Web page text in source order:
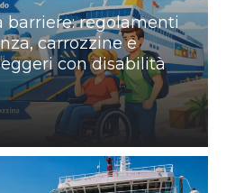
barriere: regolamenti
carrozzine e
con disabilità